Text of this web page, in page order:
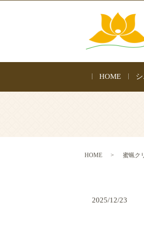
HOME
HOME 蜜蝋ク
2025/12/23